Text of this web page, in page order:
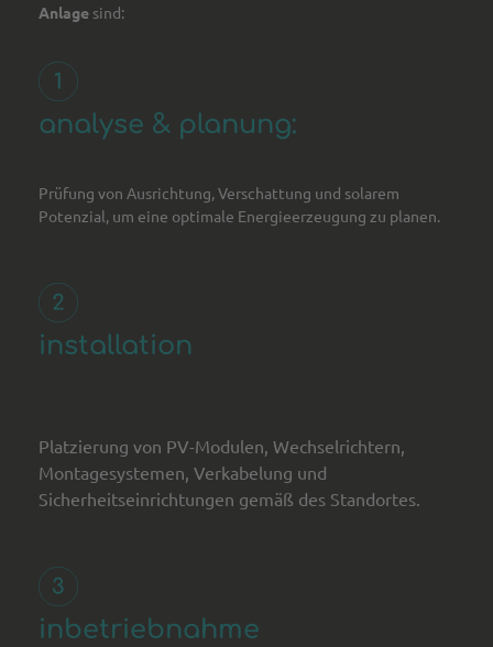
Anlage sind:
analyse & planung:
Prüfung von Ausrichtung, Verschattung und solarem
Potenzial, um eine optimale Energieerzeugung zu planen.
installation
Platzierung von PV-Modulen, Wechselrichtern,
Montagesystemen, Verkabelung und
Sicherheitseinrichtungen gemäß des Standortes.
inbetriebnahme